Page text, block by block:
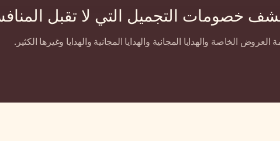
خصومات التجميل التي لا تقبل
الخاصة والهدايا المجانية والهدايا المجانية والهدايا وغيرها الكثير.